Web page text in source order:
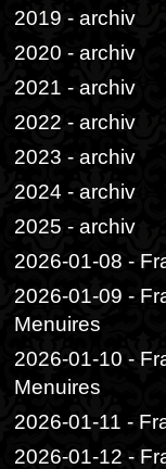
2019 - archiv
2020 - archiv
2021 - archiv
2022 - archiv
2023 - archiv
2024 - archiv
2025 - archiv
2026-01-08 -
2026-01-09 -
Menuires
2026-01-10 -
Menuires
2026-01-11 -
2026-01-12 -